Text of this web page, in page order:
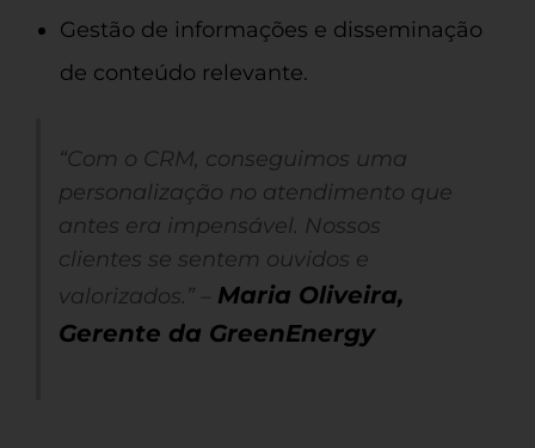
Gestão de informações e disseminação
de conteúdo relevante.
“Com o CRM, conseguimos uma
personalização no atendimento que
antes era impensável. Nossos
clientes se sentem ouvidos e
valorizados.” – Maria Oliveira,
Gerente da GreenEnergy